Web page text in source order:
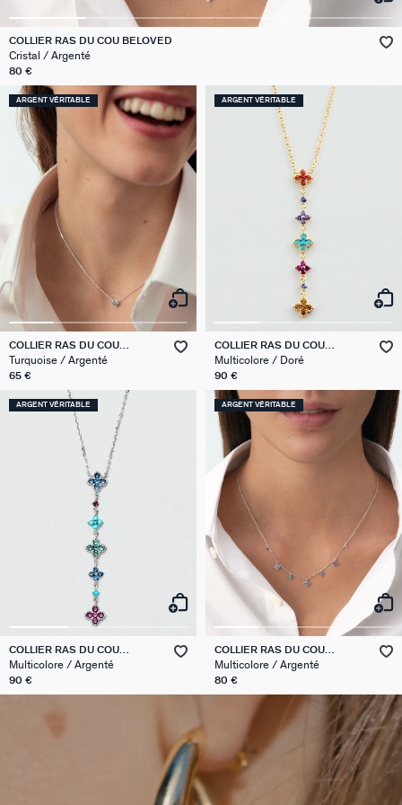
GÉNÉRATION AGATHA
SUR LA PEAU
COLLIER RAS DU COU BELOVED
Cristal / Argenté
80 €
ARGENT VÉRITABLE
COLLIER RAS DU COU
BELOVED
Turquoise / Argenté
65 €
ARGENT VÉRITABLE
COLLIER RAS DU COU
BELOVED
Multicolore / Doré
90 €
ARGENT VÉRITABLE
COLLIER RAS DU COU
BELOVED
Multicolore / Argenté
90 €
ARGENT VÉRITABLE
COLLIER RAS DU COU
BELOVED
Multicolore / Argenté
80 €